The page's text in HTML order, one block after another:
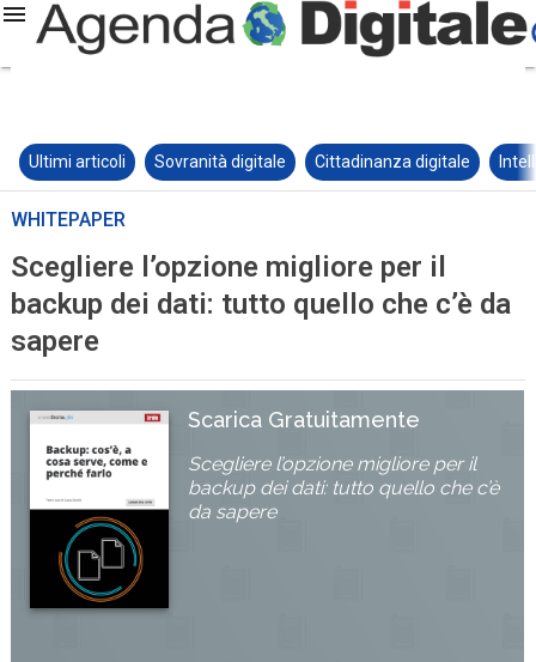
Ultimi articoli Sovranità digitale Cittadinanza digitale
WHITEPAPER
Scegliere l’opzione migliore per il
backup dei dati: tutto quello che c’è da
sapere
Scarica Gratuitamente
Scegliere l’opzione migliore per il
backup dei dati: tutto quello che c’è
da sapere